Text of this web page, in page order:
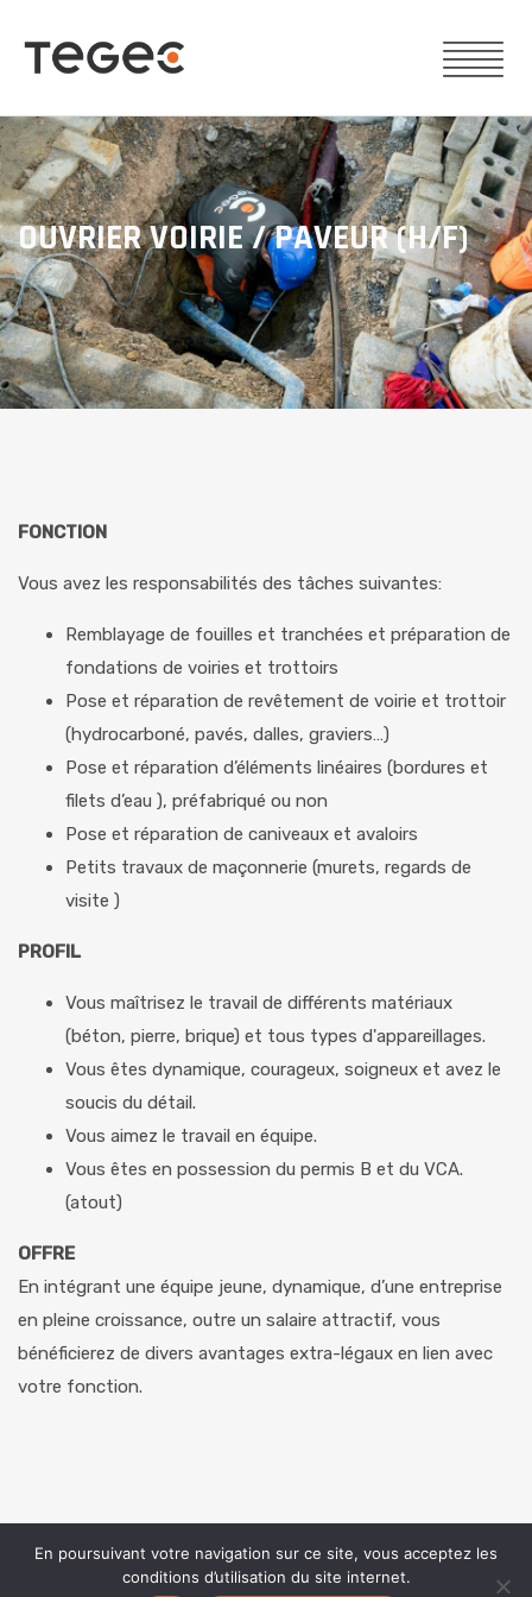
OUVRIER VOIRIE / PAVEUR (H/F)
FONCTION
Vous avez les responsabilités des tâches suivantes:
Remblayage de fouilles et tranchées et préparation de
fondations de voiries et trottoirs
Pose et réparation de revêtement de voirie et trottoir
(hydrocarboné, pavés, dalles, graviers…)
Pose et réparation d’éléments linéaires (bordures et
filets d’eau ), préfabriqué ou non
Pose et réparation de caniveaux et avaloirs
Petits travaux de maçonnerie (murets, regards de
visite )
PROFIL
Vous maîtrisez le travail de différents matériaux
(béton, pierre, brique) et tous types d'appareillages.
Vous êtes dynamique, courageux, soigneux et avez le
soucis du détail.
Vous aimez le travail en équipe.
Vous êtes en possession du permis B et du VCA.
(atout)
OFFRE
En intégrant une équipe jeune, dynamique, d’une entreprise
en pleine croissance, outre un salaire attractif, vous
bénéficierez de divers avantages extra-légaux en lien avec
votre fonction.
CLIQUEZ ICI POUR POSTULER
En poursuivant votre navigation sur ce site, vous acceptez les
conditions d’utilisation du site internet.